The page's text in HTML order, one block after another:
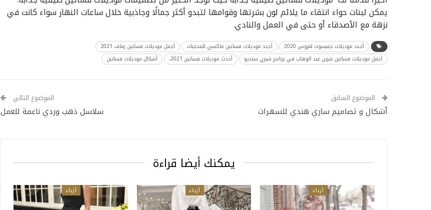
يمكن لبنات حواء انتقاء ما يلائم لون بشرتها وقوامها لتبدو أكثر جمالًا وجاذبية خلال ساعات النهار سواء كانت في
نزهة مع الأصدقاء أو حتى في العمل والنادي.
أجدد موديلات جمبسوت لعروس 2020 أجدد موديلات فساتين ماكسي للمحجبات
أجمل موديلات فساتين زفاف 2021
أجمل موديلات فساتين شرين عبد الوهاب في برنامج شيري ستديو
أحدث موديلات فساتين 2021، أشكال موديلات فساتين
الموضوع السابق
أشكال و تصاميم ساري هندي للسهرات
الموضوع التالي
سلاسل ذهب وردي ناعمة للعمل
يمكنك أيضا قراءة
أزياء أزياء أزياء